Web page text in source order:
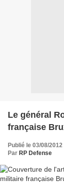
Le général
française
Publié le 03/08/2012
Par RP Defense